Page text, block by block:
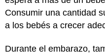
Consumir una cantidad
a los bebés a crecer
Durante el embarazo,